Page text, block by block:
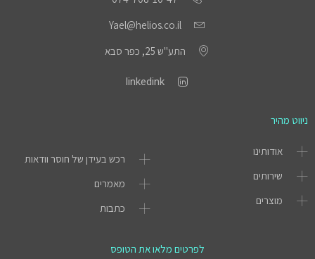
Yael@helios.co.il
התע"ש 25, כפר סבא
linkedink
ניווט מהיר
אודותינו
שירותים
מוצרים
רכש בעידן של חוסר וודאות
מאמרים
כתבות
לפרטים מלאו את הטופס